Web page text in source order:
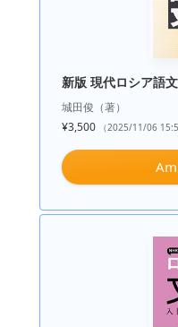
新版 現代ロシア語
城田俊（著）
¥3,500
（2025/11/06